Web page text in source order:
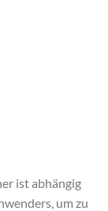
ist abhängig
um zu